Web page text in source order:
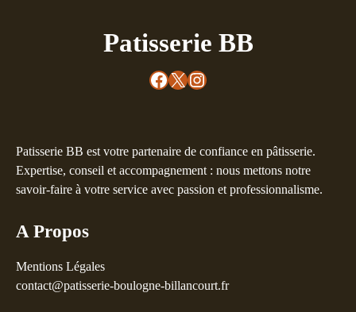
Patisserie BB
Facebook
X Instagram
Patisserie BB est votre partenaire de confiance en pâtisserie.
Expertise, conseil et accompagnement : nous mettons notre
savoir-faire à votre service avec passion et professionnalisme.
A Propos
Mentions Légales
contact@patisserie-boulogne-billancourt.fr